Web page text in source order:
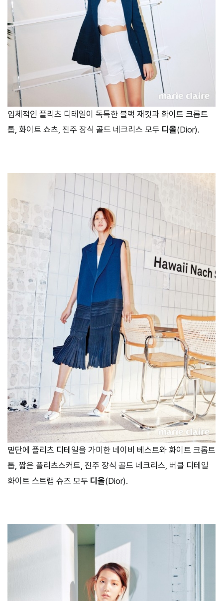
입체적인 플리츠 디테일이 독특한 블랙 재킷과 화이트 크롭트
톱, 화이트 쇼츠, 진주 장식 골드 네크리스 모두 디올(Dior).
밑단에 플리츠 디테일을 가미한 네이비 베스트와 화이트 크롭트
톱, 짧은 플리츠스커트, 진주 장식 골드 네크리스, 버클 디테일
화이트 스트랩 슈즈 모두 디올(Dior).